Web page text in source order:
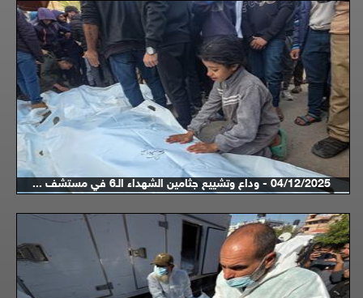
04/12/2025 - وداع وتشييع جثامين الشهداء الـ6 في مستشف ...